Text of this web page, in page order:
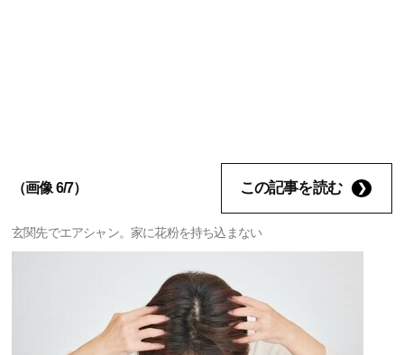
（画像 6/7） この記事を読む
玄関先でエアシャン。家に花粉を持ち込まない